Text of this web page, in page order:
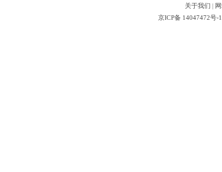
关于我们 |
京ICP备 14047472号-